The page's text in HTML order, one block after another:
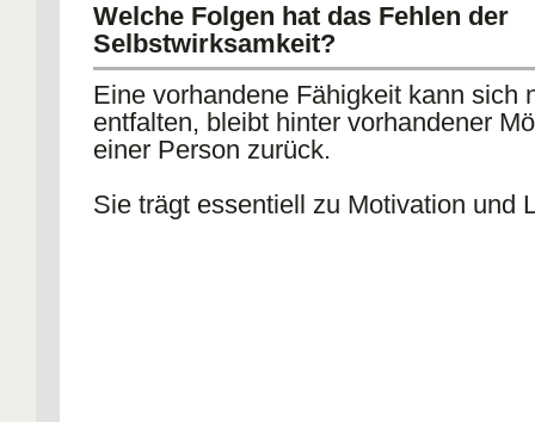
Welche Folgen hat das Fehlen der
Selbstwirksamkeit?
Eine vorhandene Fähigkeit kann sich
entfalten, bleibt hinter vorhandener
einer Person zurück.
Sie trägt essentiell zu Motivation und